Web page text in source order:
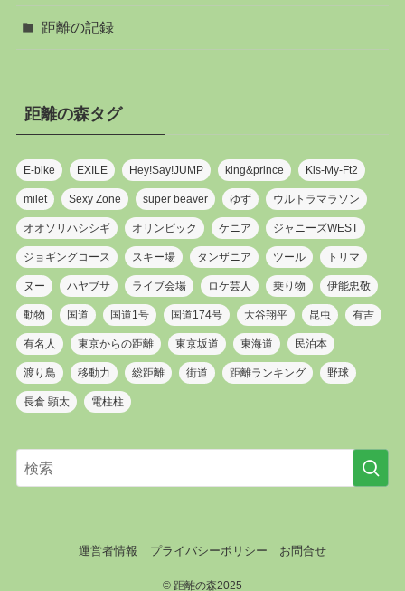
距離の記録
距離の森タグ
E-bike EXILE Hey!Say!JUMP king&prince Kis-My-Ft2
milet Sexy Zone super beaver ゆず ウルトラマラソン
オオソリハシシギ オリンピック ケニア ジャニーズWEST
ジョギングコース スキー場 タンザニア ツール トリマ
ヌー ハヤブサ ライブ会場 ロケ芸人 乗り物 伊能忠敬
動物 国道 国道1号 国道174号 大谷翔平 昆虫 有吉
有名人 東京からの距離 東京坂道 東海道 民泊本
渡り鳥 移動力 総距離 街道 距離ランキング 野球
長倉 顕太 電柱柱
運営者情報 プライバシーポリシー お問合せ
© 距離の森2025